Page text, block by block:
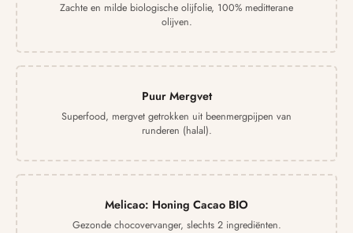
Zachte en milde biologische olijfolie, 100% meditterane
olijven.
Puur Mergvet
Superfood, mergvet getrokken uit beenmergpijpen van
runderen (halal).
Melicao: Honing Cacao BIO
Gezonde chocovervanger, slechts 2 ingrediënten.